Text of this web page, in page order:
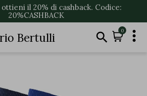
il 20% di cashback. Codice:
20%CASHBACK
Bertulli  0 